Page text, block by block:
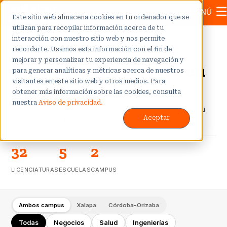
Este sitio web almacena cookies en tu ordenador que se
utilizan para recopilar información acerca de tu
interacción con nuestro sitio web y nos permite
recordarte. Usamos esta información con el fin de
mejorar y personalizar tu experiencia de navegación y
para generar analíticas y métricas acerca de nuestros
visitantes en este sitio web y otros medios. Para
obtener más información sobre las cookies, consulta
nuestra Aviso de privacidad.
Aceptar
MENÚ
OFERTA ACADÉMICA · LICENCIATURAS
Encuentra tu carrera en
Anáhuac Veracruz
32 licenciaturas en 5 escuelas, diseñados para impulsar tu
32
LICENCIATURAS
5
ESCUELAS
2
CAMPUS
Todas Negocios Salud Ingenierías
Ambos campus Xalapa Córdoba-Orizaba